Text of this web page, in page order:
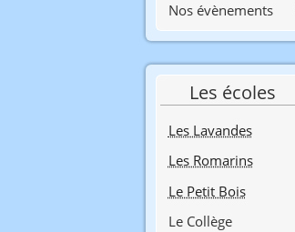
Nos évènements
Les écoles
Les Lavandes
Les Romarins
Le Petit Bois
Le Collège